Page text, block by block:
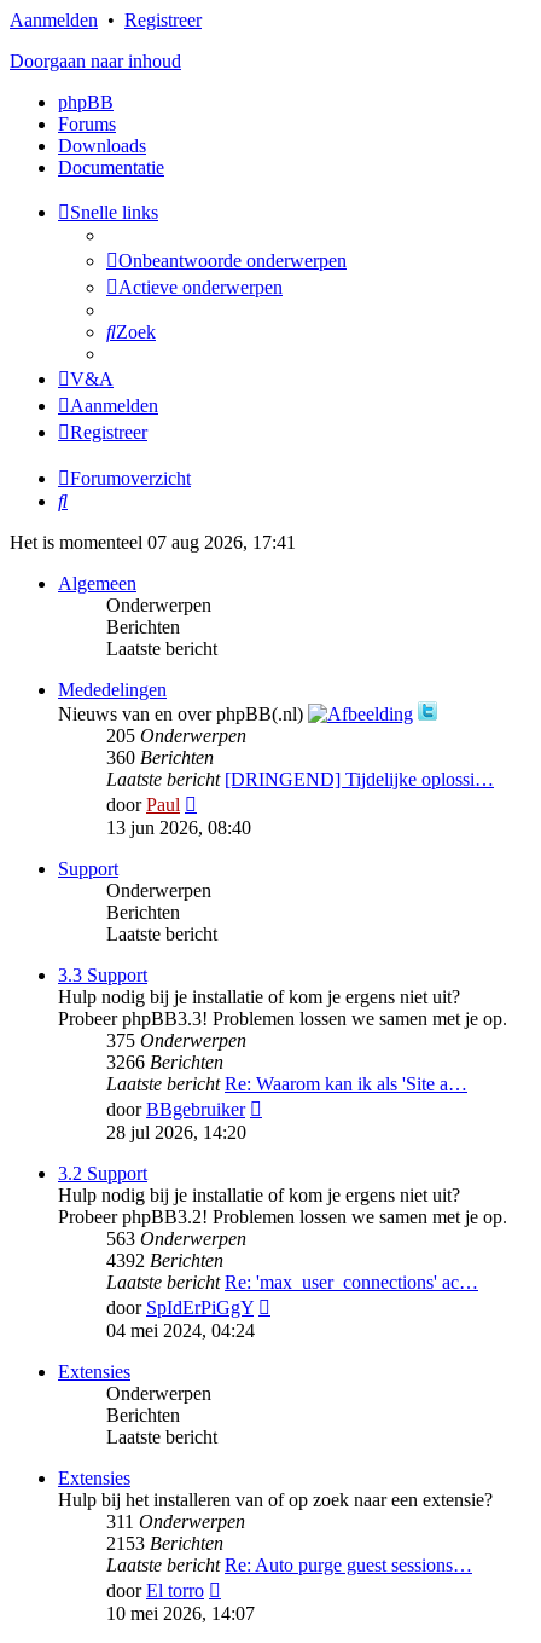
Aanmelden • Registreer
Doorgaan naar inhoud
phpBB
Forums
Downloads
Documentatie
Snelle links
Onbeantwoorde onderwerpen
Actieve onderwerpen
Zoek
V&A
Aanmelden
Registreer
Forumoverzicht
Zoek
Het is momenteel 07 aug 2026, 17:41
Algemeen
Onderwerpen
Berichten
Laatste bericht
Mededelingen
Nieuws van en over phpBB(.nl)
205 Onderwerpen
360 Berichten
Laatste bericht [DRINGEND] Tijdelijke oplossi…
doorPaul
laatste
bericht
13 jun 2026, 08:40
Support
Onderwerpen
Berichten
Laatste bericht
3.3 Support
Hulp nodig bij je installatie of kom je ergens niet uit?
Probeer phpBB3.3! Problemen lossen we samen met je op.
375 Onderwerpen
3266 Berichten
Laatste bericht Re: Waarom kan ik als 'Site a…
doorBBgebruiker
28 jul 2026, 14:20
3.2 Support
Hulp nodig bij je installatie of kom je ergens niet uit?
Probeer phpBB3.2! Problemen lossen we samen met je op.
563 Onderwerpen
4392 Berichten
Laatste bericht Re: 'max_user_connections' ac…
door SpIdErPiGgY
04 mei 2024, 04:24
Extensies
Onderwerpen
Berichten
Laatste bericht
Extensies
Hulp bij het installeren van of op zoek naar een extensie?
311 Onderwerpen
2153 Berichten
Laatste bericht Re: Auto purge guest sessions…
doorEl torro
laatste
10 mei 2026, 14:07